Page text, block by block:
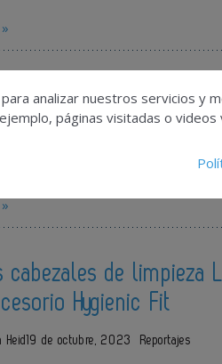
a Bárbara Burgos
de la Junta de la
cabezales de limpieza
Hygienic Fit
Heid 19 de octubre, 2023 Reportajes
analizar nuestros servicios y
páginas visitadas o